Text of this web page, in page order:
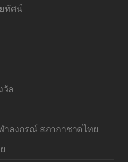
ทัศน์
วัล
าลงกรณ์ สภากาชาดไทย